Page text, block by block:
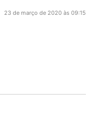
23 de março de 2020 às 09:15